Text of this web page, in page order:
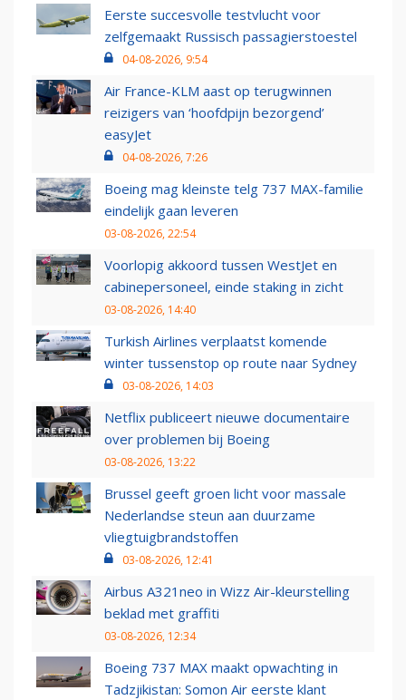
Eerste succesvolle testvlucht voor
zelfgemaakt Russisch passagierstoestel
04-08-2026, 9:54
Air France-KLM aast op terugwinnen
reizigers van ‘hoofdpijn bezorgend’
easyJet
04-08-2026, 7:26
Boeing mag kleinste telg 737 MAX-familie
eindelijk gaan leveren
03-08-2026, 22:54
Voorlopig akkoord tussen WestJet en
cabinepersoneel, einde staking in zicht
03-08-2026, 14:40
Turkish Airlines verplaatst komende
winter tussenstop op route naar Sydney
03-08-2026, 14:03
Netflix publiceert nieuwe documentaire
over problemen bij Boeing
03-08-2026, 13:22
Brussel geeft groen licht voor massale
Nederlandse steun aan duurzame
vliegtuigbrandstoffen
03-08-2026, 12:41
Airbus A321neo in Wizz Air-kleurstelling
beklad met graffiti
03-08-2026, 12:34
Boeing 737 MAX maakt opwachting in
Tadzjikistan: Somon Air eerste klant